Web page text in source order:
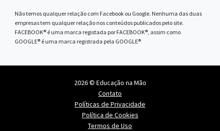
Não temos qualquer relação com Facebook ou Google. Nenhuma das duas
empresas tem qualquer relação nos conteúdos publicados pelo site.
FACEBOOK® é uma marca registada por FACEBOOK®, assim como
GOOGLE® é uma marca registrada pela GOOGLE®
2026 © Educação na Mão
Contato
Políticas de Privacidade
Política de Cookies
Termos de Uso